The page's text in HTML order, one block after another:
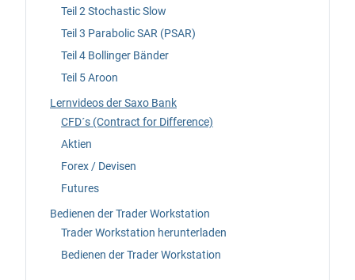
Teil 2 Stochastic Slow
Teil 3 Parabolic SAR (PSAR)
Teil 4 Bollinger Bänder
Teil 5 Aroon
Lernvideos der Saxo Bank
CFD´s (Contract for Difference)
Aktien
Forex / Devisen
Futures
Bedienen der Trader Workstation
Trader Workstation herunterladen
Bedienen der Trader Workstation